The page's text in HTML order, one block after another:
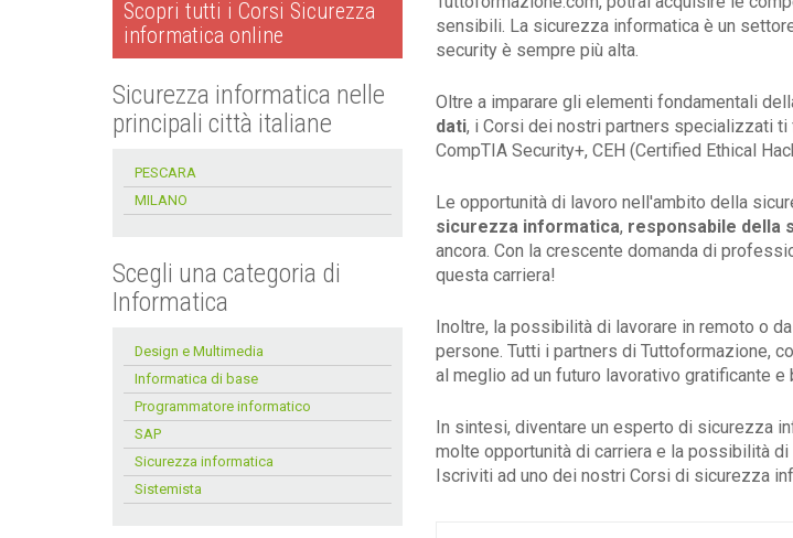
Scopri tutti i Corsi Sicurezza
informatica online
Sicurezza informatica nelle
principali città italiane
PESCARA
MILANO
Scegli una categoria di
Informatica
Design e Multimedia
Informatica di base
Programmatore informatico
SAP
Sicurezza informatica
Sistemista
sensibili. La sicurezza informatica è un
security è sempre più alta.
Oltre a imparare gli elementi fondamentali
dati, i Corsi dei nostri partners specializzati
CompTIA Security+, CEH (Certified Ethical
Le opportunità di lavoro nell'ambito della
sicurezza informatica, responsabile della
ancora. Con la crescente domanda di
questa carriera!
Inoltre, la possibilità di lavorare in remoto o
persone. Tutti i partners di Tuttoformazione,
al meglio ad un futuro lavorativo gratificante e
In sintesi, diventare un esperto di sicurezza
molte opportunità di carriera e la possibilità
Iscriviti ad uno dei nostri Corsi di sicurezza